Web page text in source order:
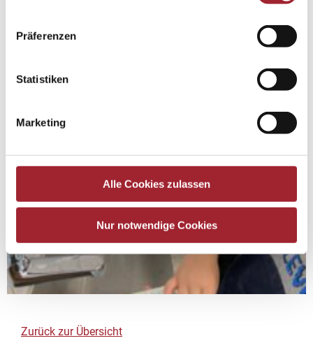
Präferenzen
Statistiken
Marketing
Alle Cookies zulassen
Nur notwendige Cookies
Zurück zur Übersicht